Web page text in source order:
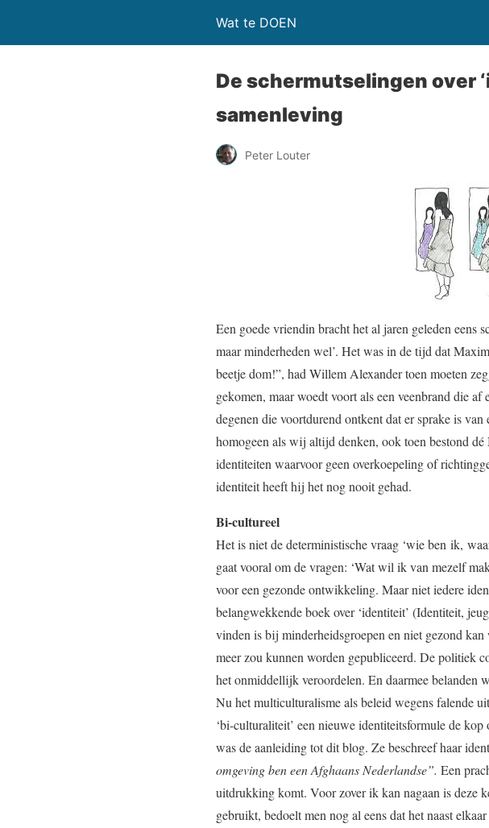
Wat te DOEN
De schermutselingen over
samenleving
Peter Louter
Een goede vriendin bracht het al jaren geleden eens
maar minderheden wel’. Het was in de tijd dat
beetje dom!”, had Willem Alexander toen moeten
gekomen, maar woedt voort als een veenbrand die
degenen die voortdurend ontkent dat er sprake is
homogeen als wij altijd denken, ook toen bestond dé
identiteiten waarvoor geen overkoepeling of
identiteit heeft hij het nog nooit gehad.
Bi-cultureel
Het is niet de deterministische vraag ‘wie ben ik,
gaat vooral om de vragen: ‘Wat wil ik van mezelf
voor een gezonde ontwikkeling. Maar niet iedere
belangwekkende boek over ‘identiteit’ (Identiteit,
vinden is bij minderheidsgroepen en niet gezond
meer zou kunnen worden gepubliceerd. De politiek
het onmiddellijk veroordelen. En daarmee belanden
Nu het multiculturalisme als beleid wegens falende
‘bi-culturaliteit’ een nieuwe identiteitsformule de
was de aanleiding tot dit blog. Ze beschreef haar
omgeving ben een Afghaans Nederlandse”. Een
uitdrukking komt. Voor zover ik kan nagaan is deze
gebruikt, bedoelt men nog al eens dat het naast